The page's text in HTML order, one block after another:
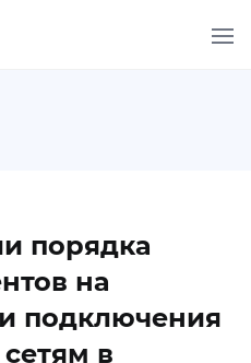
порядка
на
подключения
в